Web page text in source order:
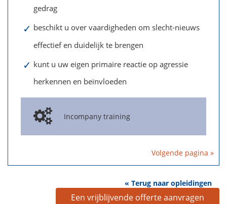
gedrag
✓ beschikt u over vaardigheden om slecht-nieuws
effectief en duidelijk te brengen
✓ kunt u uw eigen primaire reactie op agressie
herkennen en beïnvloeden
Incompany training
Volgende pagina »
« Terug naar opleidingen
Een vrijblijvende offerte aanvragen